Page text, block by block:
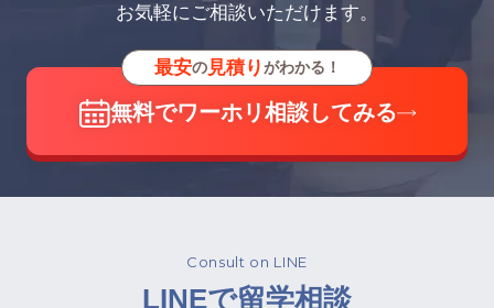
お気軽にご相談いただけます。
最安の見積りがわかる！
無料でワーホリ相談してみる
Consult on LINE
LINEで留学相談